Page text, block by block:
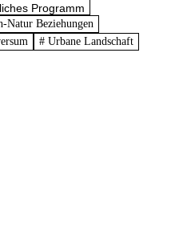
Programm
Natur Beziehungen
# Urbane Landschaft